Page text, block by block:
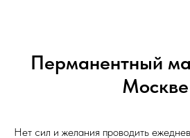
Перманентный
Москве
Нет сил и желания проводить